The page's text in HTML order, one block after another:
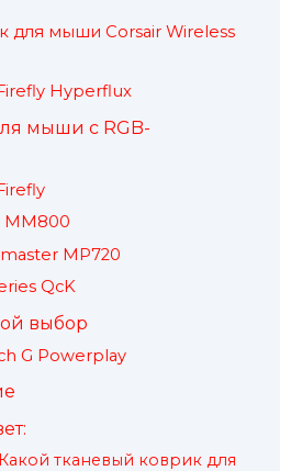
для мыши Corsair Wireless
Hyperflux
мыши с RGB-
MM800
MP720
QcK
выбор
G Powerplay
Какой тканевый коврик для